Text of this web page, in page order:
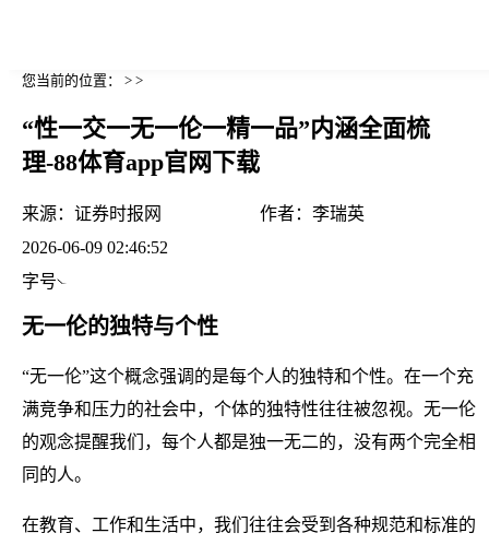
您当前的位置： > >
“性一交一无一伦一精一品”内涵全面梳
理-88体育app官网下载
来源： 证券时报网 作者： 李瑞英
2026-06-09 02:46:52
字号
无一伦的独特与个性
“无一伦”这个概念强调的是每个人的独特和个性。在一个充
满竞争和压力的社会中，个体的独特性往往被忽视。无一伦
的观念提醒我们，每个人都是独一无二的，没有两个完全相
同的人。
在教育、工作和生活中，我们往往会受到各种规范和标准的